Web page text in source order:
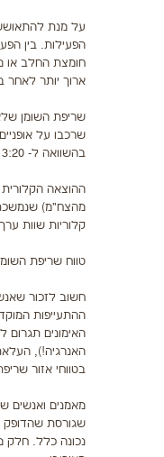
על מנת
הפעילות. בין
חומצת החלב או
ארוך יותר לאחר
בהשוואה ל- 3:20 שעות אצל אלה שרכבו ב- 50% מהצח"מ ו- 10:20 שעות אצל אלה שרכבו במשך זמן זהה בעצימות של 75% מהצח"מ.
קלוריות שוות
טווח שריפת
חשוב לזכור
בטווחי אזור
מאמנים ואנשים
נכונה כלל. חלק